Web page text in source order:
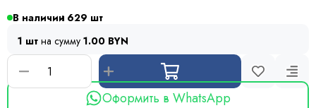
Дроссели
Устройства защиты
В наличии 629
1 шт на сумму 1.00 BYN
Оформить в WhatsApp